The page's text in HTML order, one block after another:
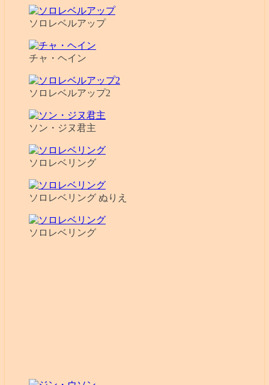
ソロレベルアップ
チャ・ヘイン
ソロレベルアップ2
ソン・ジヌ君主
ソロレベリング
ソロレベリング ぬりえ
ソロレベリング